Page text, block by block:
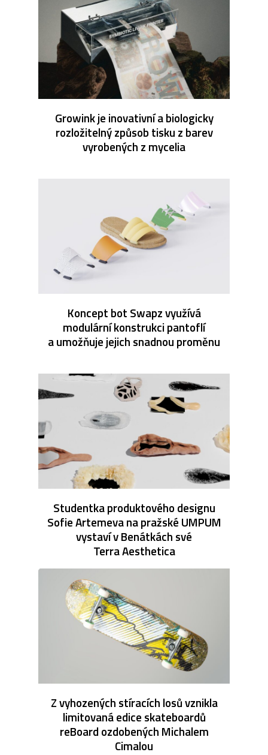
Growink je inovativní a biologicky
rozložitelný způsob tisku z barev
vyrobených z mycelia
Koncept bot Swapz využívá
modulární konstrukci pantoflí
a umožňuje jejich snadnou proměnu
Studentka produktového designu
Sofie Artemeva na pražské UMPUM
vystaví v Benátkách své
Terra Aesthetica
Z vyhozených stíracích losů vznikla
limitovaná edice skateboardů
reBoard ozdobených Michalem
Cimalou